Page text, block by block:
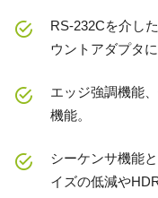
RS-232Cを介し
ウントアダプタ
エッジ強調機能
機能。
シーケンサ機能
イズの低減や